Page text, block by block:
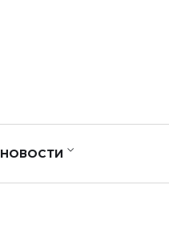
НОВОСТИ